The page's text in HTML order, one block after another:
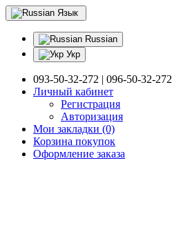
Язык
Russian
Укр
093-50-32-272 | 096-50-32-272
Личный кабинет
Регистрация
Авторизация
Мои закладки (0)
Корзина покупок
Оформление заказа